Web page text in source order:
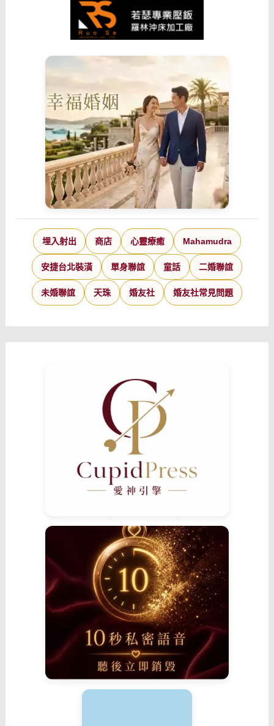
埋入射出 商店 心靈療癒 Mahamudra
安捷台北裝潢 單身聯誼 童話 二婚聯誼
未婚聯誼 天珠 婚友社 婚友社常見問題